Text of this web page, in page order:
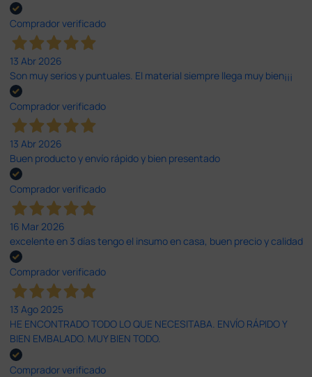
Comprador verificado
13 Abr 2026
Son muy serios y puntuales. El material siempre llega muy bien¡¡¡
Comprador verificado
13 Abr 2026
Buen producto y envío rápido y bien presentado
Comprador verificado
16 Mar 2026
excelente en 3 días tengo el insumo en casa, buen precio y calidad
Comprador verificado
13 Ago 2025
HE ENCONTRADO TODO LO QUE NECESITABA. ENVÍO RÁPIDO Y
BIEN EMBALADO. MUY BIEN TODO.
Comprador verificado